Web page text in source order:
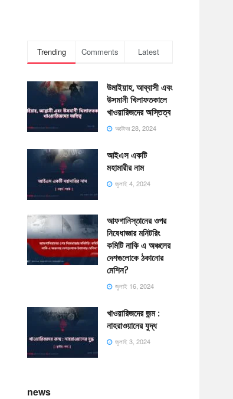
Trending Comments Latest
উমাইয়াহ, আব্বাসী এবং
উসমানী খিলাফতকালে
খাওয়ারিজদের অস্তিত্ব
অক্টোবর 28, 2024
আইএস একটি
মহামারীর নাম
জুলাই 4, 2024
আফগানিস্তানের ওপর
নিষেধাজ্ঞার মনিটরিং
কমিটি নাকি এ অঞ্চলের
দেশগুলোকে ঠকানোর
মেশিন?
জুলাই 16, 2024
খাওয়ারিজদের জন্ম :
নাহরাওয়ানের যুদ্ধ
জুলাই 3, 2024
news